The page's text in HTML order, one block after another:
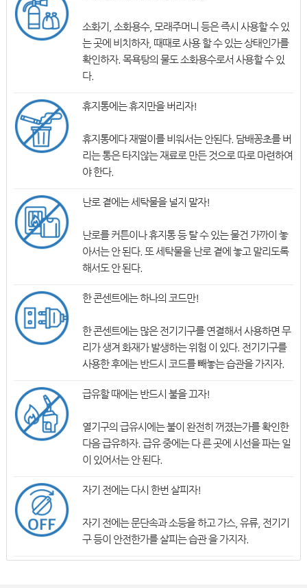
소화기, 소화용수, 모래주머니 등은 즉시 사용할 수 있
는 곳에 비치하자, 때때로 사용 할 수 있는 상태인가를
확인하자. 목욕탕의 물도 소화용수로서 사용할 수 있
다.
휴지통에는 휴지만을 버리자!
휴지통에다 재떨이를 비워서는 안된다. 담배꽁초를 버
리는 통은 타지않는 재료로 만든 것으로 따로 마련하여
야 한다.
난로 곁에는 세탁물을 널지 말자!
난로를 커튼이나 휴지통 등 탈 수 있는 물건 가까이 놓
아서는 안 된다. 또 세탁물을 난로 곁에 놓고 말리도록
해서도 안 된다.
한 콘센트에는 하나의 코드만!
한 콘센트에는 많은 전기기구를 연결해서 사용하면 무
리가 생겨 화재가 발생하는 위험 이 있다. 전기기구를
사용한 후에는 반드시 코드를 빼놓는 습관을 가지자.
급유할 때에는 반드시 불을 끄자!
열기구의 급유시에는 불이 완전히 꺼졌는가를 확인한
다음 급유하자. 급유 중에는 다 른 곳에 시선을 파는 일
이 있어서는 안 된다.
자기 전에는 다시 한번 살피자!
자기 전에는 문단속과 소등을 하고 가스, 유류, 전기기
구 등이 안전한가를 살피는 습관 을 가지자.